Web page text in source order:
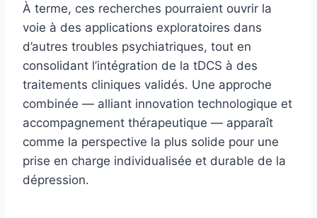
À terme, ces recherches pourraient ouvrir la
voie à des applications exploratoires dans
d’autres troubles psychiatriques, tout en
consolidant l’intégration de la tDCS à des
traitements cliniques validés. Une approche
combinée — alliant innovation technologique et
accompagnement thérapeutique — apparaît
comme la perspective la plus solide pour une
prise en charge individualisée et durable de la
dépression.